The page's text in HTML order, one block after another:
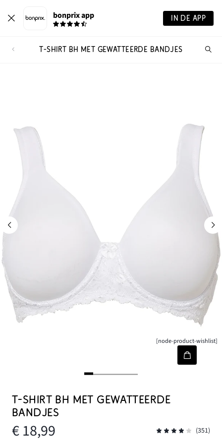
bonprix app IN DE APP
T-SHIRT BH MET GEWATTEERDE BANDJES
[node-product-wishlist]
T-SHIRT BH MET GEWATTEERDE
BANDJES
€ 18,99
(351)